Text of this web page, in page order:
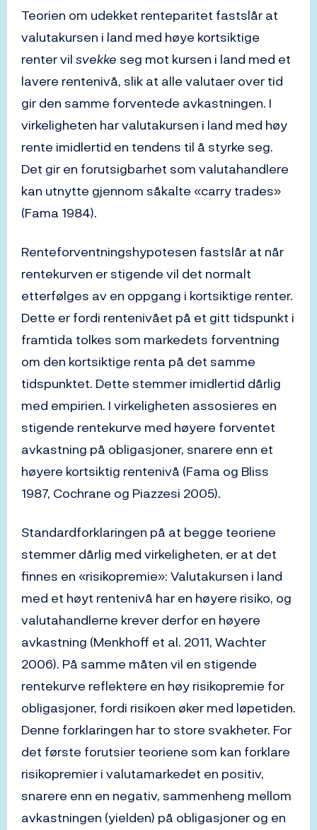
Teorien om udekket renteparitet fastslår at
valutakursen i land med høye kortsiktige
renter vilsvekke seg mot kursen i land med et
lavere rentenivå, slik at alle valutaer over tid
gir den samme forventede avkastningen. I
virkeligheten har valutakursen i land med høy
rente imidlertid en tendens til å styrke seg.
Det gir en forutsigbarhet som valutahandlere
kan utnytte gjennom såkalte «carry trades»
(Fama 1984).
Renteforventningshypotesen fastslår at når
rentekurven er stigende vil det normalt
etterfølges av en oppgang i kortsiktige renter.
Dette er fordi rentenivået på et gitt tidspunkt i
framtida tolkes som markedets forventning
om den kortsiktige renta på det samme
tidspunktet. Dette stemmer imidlertid dårlig
med empirien. I virkeligheten assosieres en
stigende rentekurve med høyere forventet
avkastning på obligasjoner, snarere enn et
høyere kortsiktig rentenivå (Fama og Bliss
1987, Cochrane og Piazzesi 2005).
Standardforklaringen på at begge teoriene
stemmer dårlig med virkeligheten, er at det
finnes en «risikopremie»: Valutakursen i land
med et høyt rentenivå har en høyere risiko, og
valutahandlerne krever derfor en høyere
avkastning (Menkhoff et al. 2011, Wachter
2006). På samme måten vil en stigende
rentekurve reflektere en høy risikopremie for
obligasjoner, fordi risikoen øker med løpetiden.
Denne forklaringen har to store svakheter. For
det første forutsier teoriene som kan forklare
risikopremier i valutamarkedet en positiv,
snarere enn en negativ, sammenheng mellom
avkastningen (yielden) på obligasjoner og en